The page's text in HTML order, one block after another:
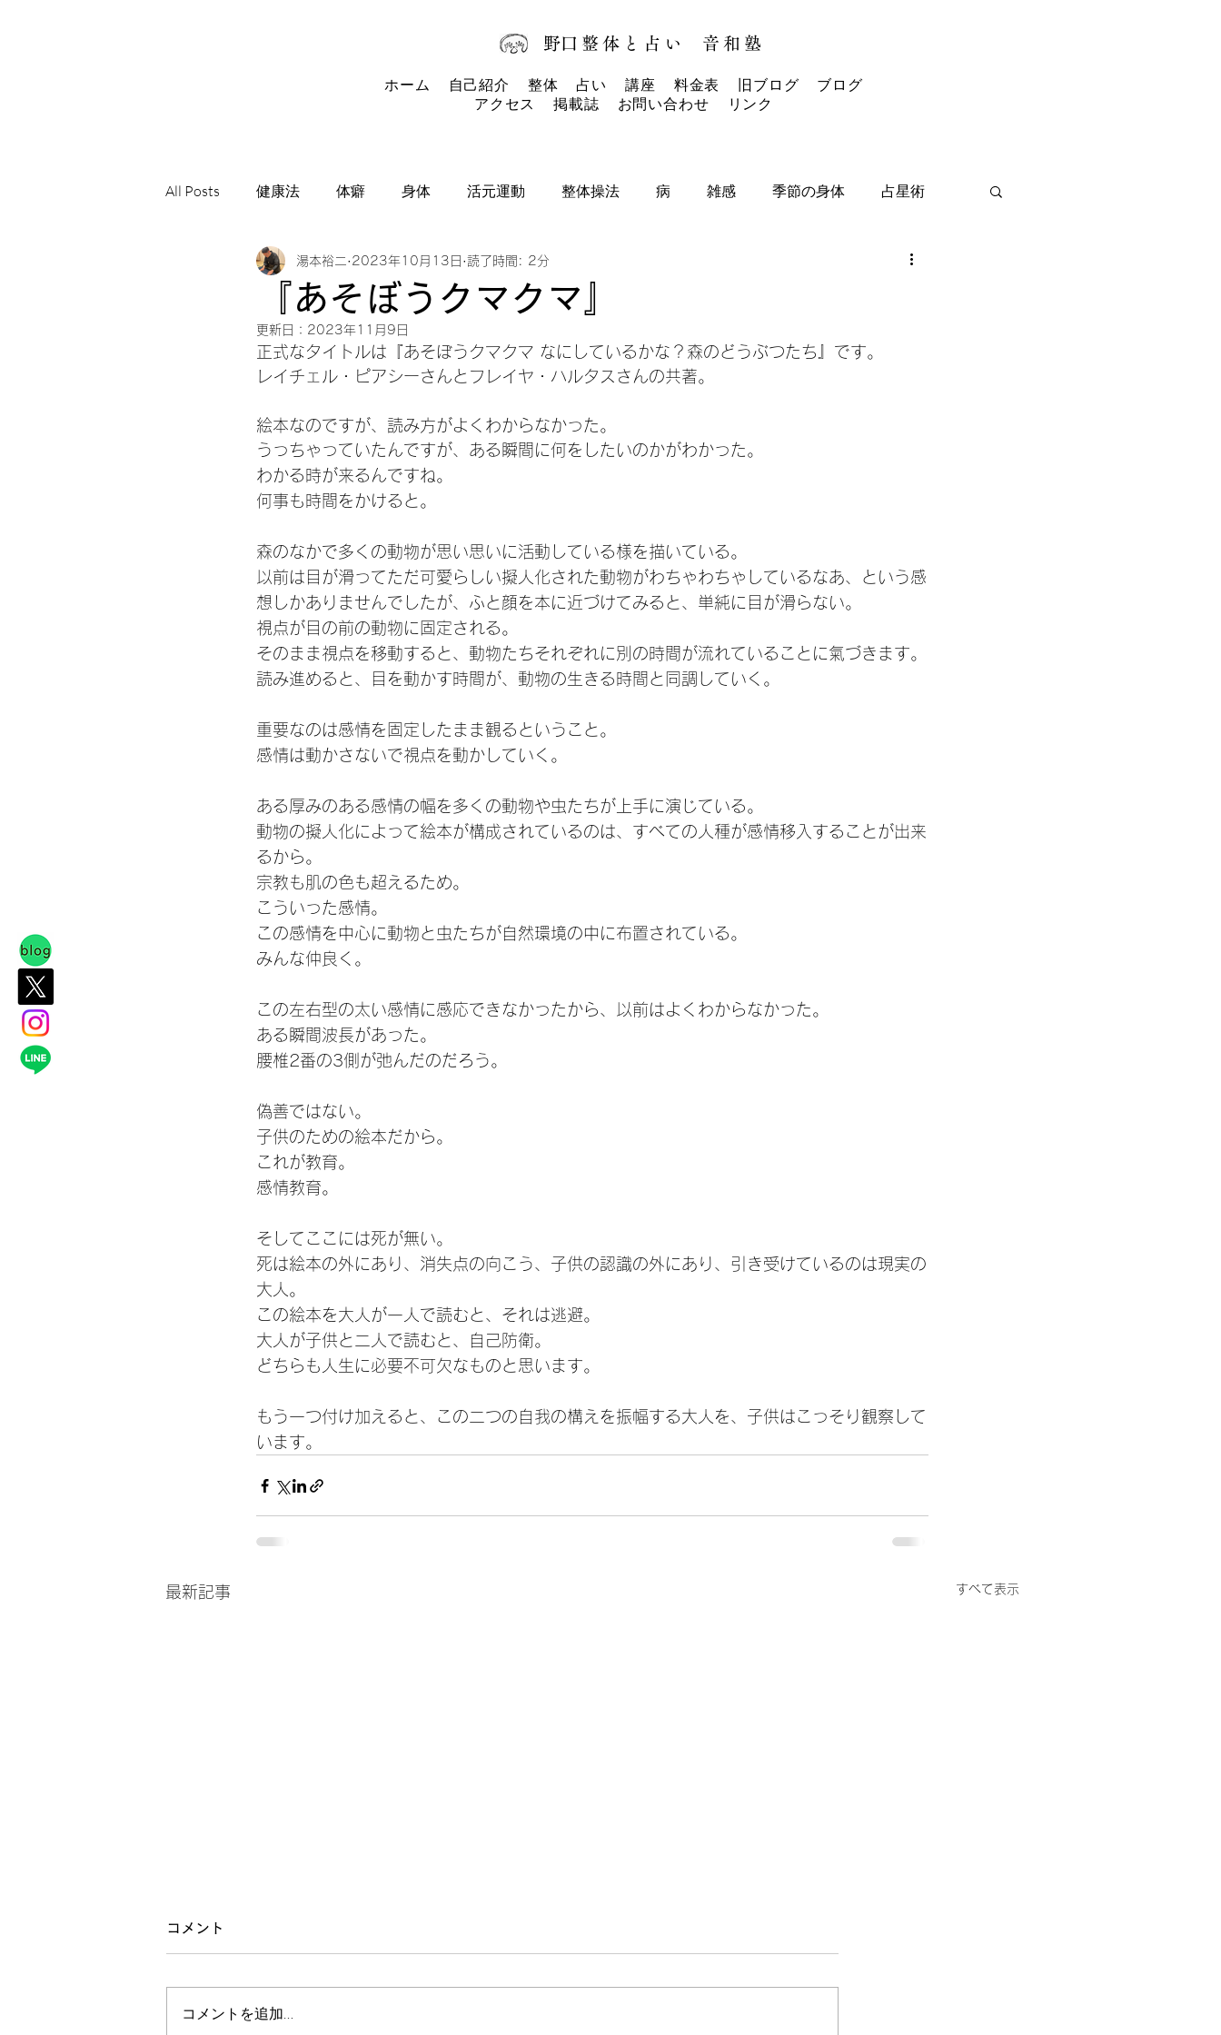
​野口整体と占い 音和塾​
ホーム 自己紹介 整体 占い 講座 料金表 旧ブログ
ブログ
アクセス
掲載誌 お問い合わせ リンク
All Posts 健康法 体癖 身体 活元運動 整体操法 病 雑感 季節の身体 占星術
サビアンシンボル 音楽 タロットカード
『あそぼうクマクマ』
湯本裕二 2023年10月13日 読了時間: 2分
更新日： 2023年11月9日
正式なタイトルは『あそぼうクマクマ なにしているかな？森のどうぶつたち』です。
レイチェル・ピアシーさんとフレイヤ・ハルタスさんの共著。
絵本なのですが、読み方がよくわからなかった。
うっちゃっていたんですが、ある瞬間に何をしたいのかがわかった。
わかる時が来るんですね。
何事も時間をかけると。
森のなかで多くの動物が思い思いに活動している様を描いている。
以前は目が滑ってただ可愛らしい擬人化された動物がわちゃわちゃしているなあ、という感
想しかありませんでしたが、ふと顔を本に近づけてみると、単純に目が滑らない。
視点が目の前の動物に固定される。
そのまま視点を移動すると、動物たちそれぞれに別の時間が流れていることに氣づきます。
読み進めると、目を動かす時間が、動物の生きる時間と同調していく。
重要なのは感情を固定したまま観るということ。
感情は動かさないで視点を動かしていく。
ある厚みのある感情の幅を多くの動物や虫たちが上手に演じている。
動物の擬人化によって絵本が構成されているのは、すべての人種が感情移入することが出来
るから。
宗教も肌の色も超えるため。
こういった感情。
この感情を中心に動物と虫たちが自然環境の中に布置されている。
みんな仲良く。
この左右型の太い感情に感応できなかったから、以前はよくわからなかった。
ある瞬間波長があった。
腰椎2番の3側が弛んだのだろう。
偽善ではない。
子供のための絵本だから。
これが教育。
感情教育。
そしてここには死が無い。
死は絵本の外にあり、消失点の向こう、子供の認識の外にあり、引き受けているのは現実の
大人。
この絵本を大人が一人で読むと、それは逃避。
大人が子供と二人で読むと、自己防衛。
どちらも人生に必要不可欠なものと思います。
もう一つ付け加えると、この二つの自我の構えを振幅する大人を、子供はこっそり観察して
います。
最新記事 すべて表示
8月の講座のお知らせ
こんにちは。 音和塾のゆう先生
こと湯本裕二です。 夏ですね。
私の耳の調子が悪いからこのテー
皆さまありがとうございました。
コメント
コメントを追加…